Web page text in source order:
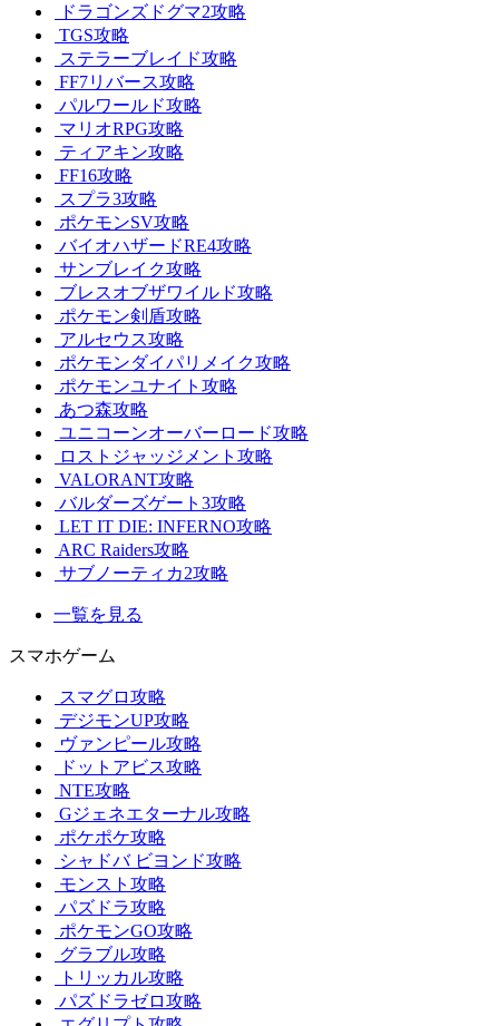
ドラゴンズドグマ2攻略
TGS攻略
ステラーブレイド攻略
FF7リバース攻略
パルワールド攻略
マリオRPG攻略
ティアキン攻略
FF16攻略
スプラ3攻略
ポケモンSV攻略
バイオハザードRE4攻略
サンブレイク攻略
ブレスオブザワイルド攻略
ポケモン剣盾攻略
アルセウス攻略
ポケモンダイパリメイク攻略
ポケモンユナイト攻略
あつ森攻略
ユニコーンオーバーロード攻略
ロストジャッジメント攻略
VALORANT攻略
バルダーズゲート3攻略
LET IT DIE: INFERNO攻略
ARC Raiders攻略
サブノーティカ2攻略
一覧を見る
スマホゲーム
スマグロ攻略
デジモンUP攻略
ヴァンピール攻略
ドットアビス攻略
NTE攻略
Gジェネエターナル攻略
ポケポケ攻略
シャドバ ビヨンド攻略
モンスト攻略
パズドラ攻略
ポケモンGO攻略
グラブル攻略
トリッカル攻略
パズドラゼロ攻略